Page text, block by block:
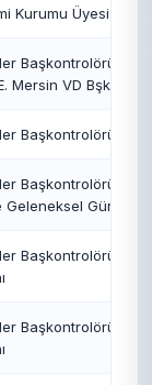
Kurumu Üyesi
Başkontrolörü • E.
Mersin VD Bşk. •
Başkontrolörü
Başkontrolörü •
Geleneksel Güreş
Başkontrolörü •
Başkontrolörü •